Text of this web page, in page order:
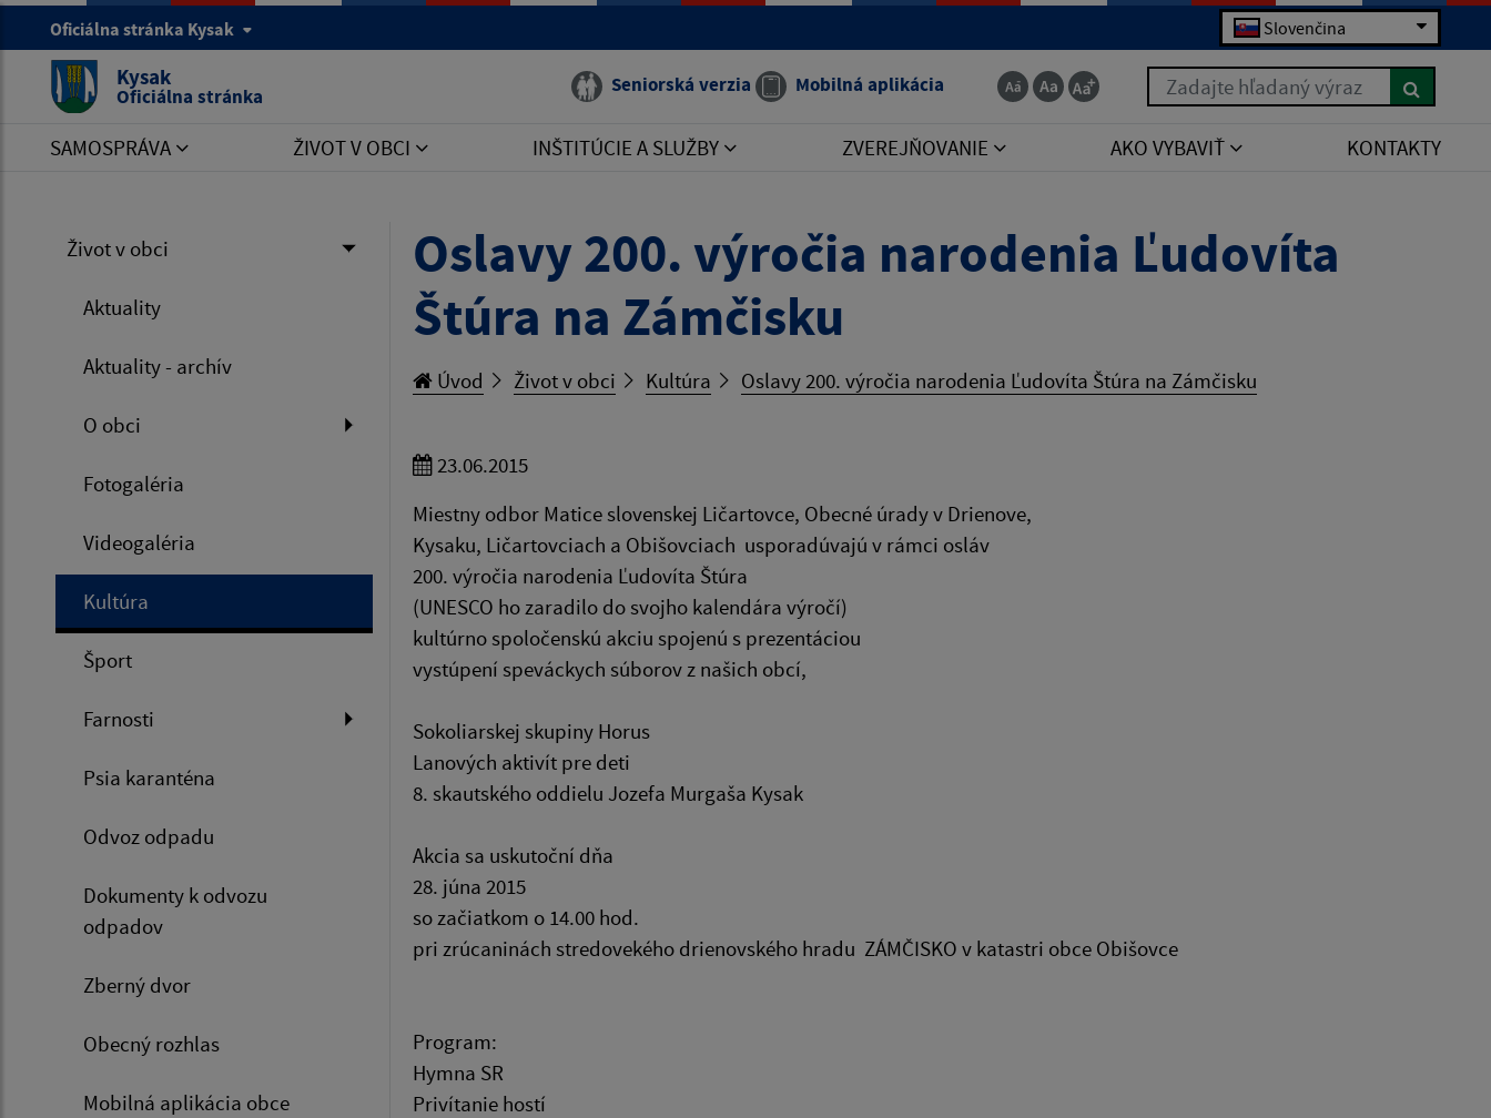
Oficiálna stránka Kysak Slovenčina
Kysak
Oficiálna stránka Seniorská verzia Mobilná aplikácia Zadajte hľadaný výraz
SAMOSPRÁVA ŽIVOT V OBCI INŠTITÚCIE A SLUŽBY ZVEREJŇOVANIE AKO VYBAVIŤ KONTAKTY
Život v obci
Aktuality
Aktuality - archív
O obci
Fotogaléria
Videogaléria
Kultúra
Šport
Farnosti
Psia karanténa
Odvoz odpadu
Dokumenty k odvozu
odpadov
Zberný dvor
Obecný rozhlas
Mobilná aplikácia obce
Oslavy 200. výročia narodenia Ľudovíta
Štúra na Zámčisku
Úvod Život v obci Kultúra Oslavy 200. výročia narodenia Ľudovíta Štúra na Zámčisku
23.06.2015
Miestny odbor Matice slovenskej Ličartovce, Obecné úrady v Drienove,
Kysaku, Ličartovciach a Obišovciach usporadúvajú v rámci osláv
200. výročia narodenia Ľudovíta Štúra
(UNESCO ho zaradilo do svojho kalendára výročí)
kultúrno spoločenskú akciu spojenú s prezentáciou
vystúpení speváckych súborov z našich obcí,
Sokoliarskej skupiny Horus
Lanových aktivít pre deti
8. skautského oddielu Jozefa Murgaša Kysak
Akcia sa uskutoční dňa
28. júna 2015
so začiatkom o 14.00 hod.
pri zrúcaninách stredovekého drienovského hradu ZÁMČISKO v katastri obce Obišovce
Program:
Hymna SR
Privítanie hostí